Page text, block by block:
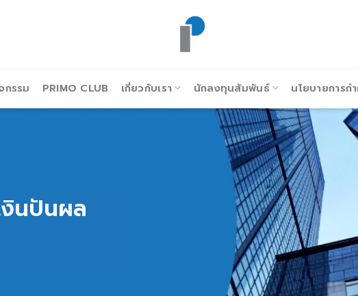
กรรม PRIMO CLUB เกี่ยวกับเรา นักลงทุนสัมพันธ์ นโยบายการก
งินปันผล